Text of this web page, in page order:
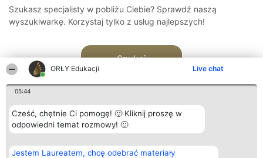
ORŁY Edukacji Live chat
05:44
Cześć, chętnie Ci pomogę! 🙂 Kliknij proszę w
odpowiedni temat rozmowy! 🙂
Jestem Laureatem, chcę odebrać materiały
Szukasz specjalisty w pobliżu Ciebie? Sprawdź naszą
wyszukiwarkę. Korzystaj tylko z usług najlepszych!
Szukaj
Organizator plebiscytu
Bright Side Solutions sp. z o.
Plebiscyt
Laureaci
Kontakt
Kontakt